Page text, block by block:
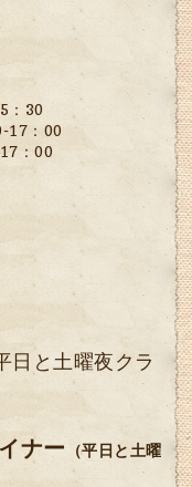
：30
17：00
：00
日と土曜夜クラ
ナー
（平日と土曜